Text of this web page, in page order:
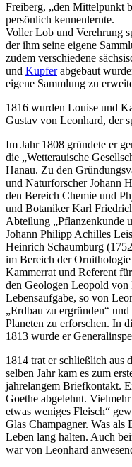
Freiberg, „den Mittelpunkt
persönlich kennenlernte.
Voller Lob und Verehrung
der ihm seine eigene
zudem verschiedene
und Kupferabgebaut
eigene Sammlung zu
1816 wurden Louise und
Gustav von Leonhard, der
Im Jahr 1808 gründete er
die „Wetterauische
Hanau. Zu den
und Naturforscher Johann
den Bereich Chemie und
und Botaniker Karl
Abteilung „Pflanzenkunde
Johann Philipp Achilles
Heinrich Schaumburg
im Bereich der
Kammerrat und Referent
den Geologen Leopold von
Lebensaufgabe, so von
„Erdbau zu ergründen“
Planeten zu erforschen. In
1813 wurde er
1814 trat er schließlich aus
selben Jahr kam es zum
jahrelangem Briefkontakt.
Goethe abgelehnt.
etwas weniges Fleisch“
Glas Champagner. Was als
Leben lang halten. Auch
war von Leonhard